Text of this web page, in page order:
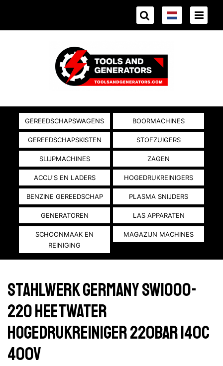
GEREEDSCHAPSWAGENS BOORMACHINES
GEREEDSCHAPSKISTEN STOFZUIGERS
SLIJPMACHINES ZAGEN
ACCU'S EN LADERS HOGEDRUKREINIGERS
BENZINE GEREEDSCHAP PLASMA SNIJDERS
GENERATOREN LAS APPARATEN
SCHOONMAAK EN
REINIGING
MAGAZIJN MACHINES
Stahlwerk Germany SW1000-
220 Heetwater
hogedrukreiniger 220bar 140c
400V